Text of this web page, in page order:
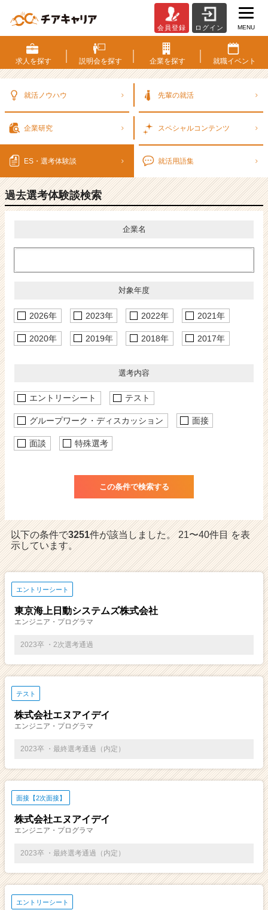
S・
選
考
|
ャ
ー・
企
か
カ
ウ
ト
が
イ
ト
チ
ャ
リ
（C
h
r
r
会員登録 ログイン MENU
求人を探す 説明会を探す 企業を探す 就職イベント
就活ノウハウ 先輩の就活
企業研究 スペシャルコンテンツ
ES・選考体験談 就活用語集
過去選考体験談検索
企業名
対象年度
2026年 2023年 2022年 2021年
2020年 2019年 2018年 2017年
選考内容
エントリーシート テスト
グループワーク・ディスカッション 面接
面談 特殊選考
以下の条件で3251件が該当しました。 21〜40件目 を表
示しています。
エントリーシート
東京海上日動システムズ株式会社
エンジニア・プログラマ
2023卒 ・2次選考通過
テスト
株式会社エヌアイデイ
エンジニア・プログラマ
2023卒 ・最終選考通過（内定）
面接【2次面接】
株式会社エヌアイデイ
エンジニア・プログラマ
2023卒 ・最終選考通過（内定）
エントリーシート